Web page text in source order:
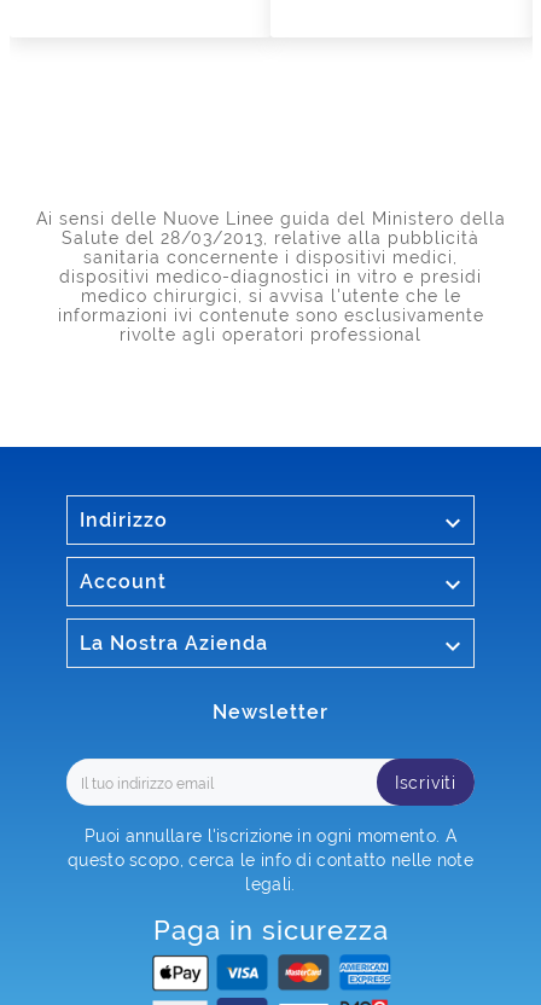
Ai sensi delle Nuove Linee guida del Ministero della
Salute del 28/03/2013, relative alla pubblicità
sanitaria concernente i dispositivi medici,
dispositivi medico-diagnostici in vitro e presidi
medico chirurgici, si avvisa l'utente che le
informazioni ivi contenute sono esclusivamente
rivolte agli operatori professional
Indirizzo 
Account 
La Nostra Azienda 
Newsletter
Iscriviti
Puoi annullare l'iscrizione in ogni momento. A
questo scopo, cerca le info di contatto nelle note
legali.
Paga in sicurezza